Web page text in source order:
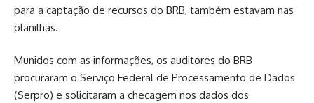
para a captação de recursos do BRB, também estavam nas
planilhas.
Munidos com as informações, os auditores do BRB
procuraram o Serviço Federal de Processamento de Dados
(Serpro) e solicitaram a checagem nos dados dos